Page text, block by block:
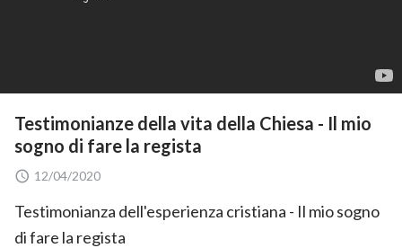
Testimonianze della vita della Chiesa - Il mio
sogno di fare la regista
12/04/2020
Testimonianza dell'esperienza cristiana - Il mio sogno
di fare la regista